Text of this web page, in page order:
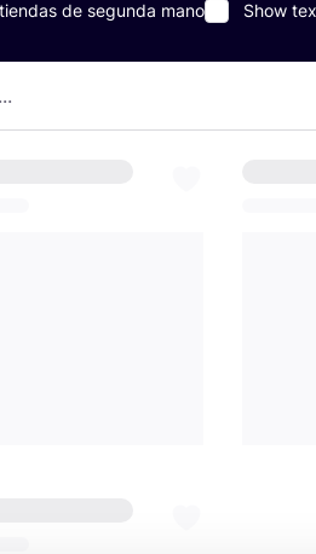
de segunda mano Show